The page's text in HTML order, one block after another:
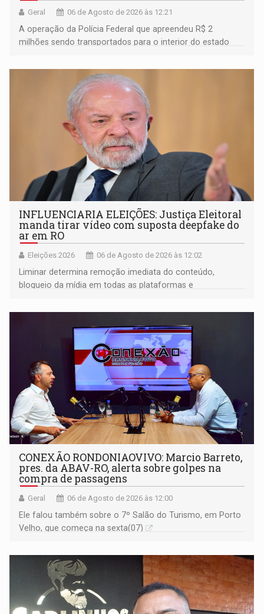
Geral 06 de Agosto de 2026 às 12:21
A operação da Polícia Federal que apreendeu R$ 2
milhões sendo transportados para o interior do estado
ligação do suspeito com um deputado federal do União
Brasil por Rondônia
INFLUENCIARIA ELEIÇÕES: Justiça Eleitoral
manda tirar vídeo com suposta deepfake do
ar em RO
Eleições 2026 06 de Agosto de 2026 às 12:02
Liminar determina remoção imediata do conteúdo,
bloqueio da mídia em todas as plataformas e
CONEXÃO RONDONIAOVIVO: Marcio Barreto,
pres. da ABAV-RO, alerta sobre golpes na
compra de passagens
Geral 06 de Agosto de 2026 às 12:00
Ele falou também sobre o 7º Salão do Turismo, em Porto
Velho, que começa na sexta(07)